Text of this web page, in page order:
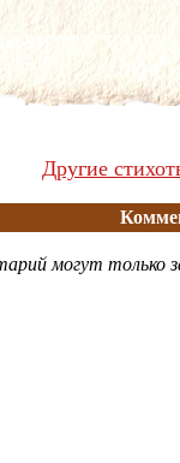
Другие
могут только